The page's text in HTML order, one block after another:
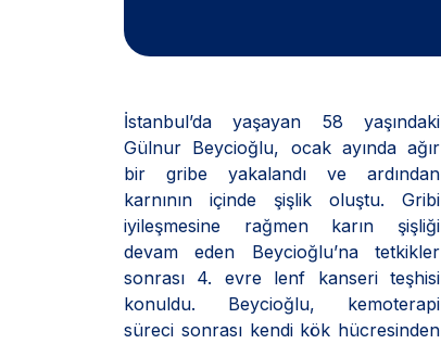
İstanbul’da yaşayan 58 yaşındaki
Gülnur Beycioğlu, ocak ayında ağır
bir gribe yakalandı ve ardından
karnının içinde şişlik oluştu. Gribi
iyileşmesine rağmen karın şişliği
devam eden Beycioğlu’na tetkikler
sonrası 4. evre lenf kanseri teşhisi
konuldu. Beycioğlu, kemoterapi
süreci sonrası kendi kök hücresinden